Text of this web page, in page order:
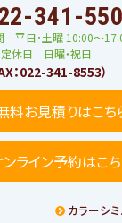
341-
平日･土曜 10:00〜
定休日 日曜・祝日
：022-341-8553）
料お見積りはこち
ンライン予約はこ
カラーシ